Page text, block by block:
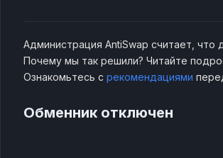
Администрация AntiSwap считает,
Почему мы так решили? Читайте
Ознакомьтесь с рекомендациями
Обменник отключен